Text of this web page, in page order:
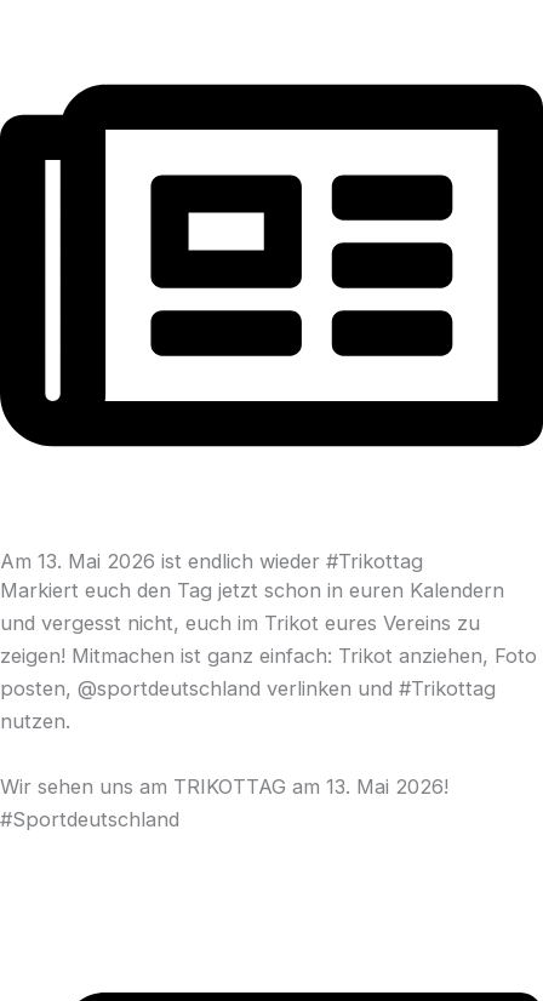
Am 13. Mai 2026 ist endlich wieder #Trikottag
Markiert euch den Tag jetzt schon in euren Kalendern
und vergesst nicht, euch im Trikot eures Vereins zu
zeigen! Mitmachen ist ganz einfach: Trikot anziehen, Foto
posten, @sportdeutschland verlinken und #Trikottag
nutzen.
Wir sehen uns am TRIKOTTAG am 13. Mai 2026!
#Sportdeutschland